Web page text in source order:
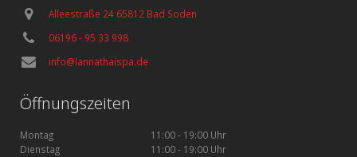
Alleestraße 24 65812 Bad Soden
06196 - 95 33 998
info@lannathaispa.de
Öffnungszeiten
Montag
11:00 - 19:00 Uhr
Dienstag
11:00 - 19:00 Uhr